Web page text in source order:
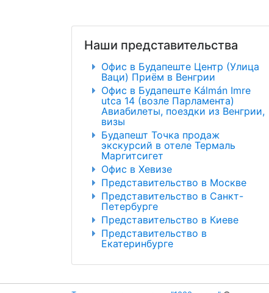
Наши представительства
Офис в Будапеште Центр (Улица
Ваци) Приём в Венгрии
Офис в Будапеште Kálmán Imre
utca 14 (возле Парламента)
Авиабилеты, поездки из Венгрии,
визы
Будапешт Точка продаж
экскурсий в отеле Термаль
Маргитсигет
Офис в Хевизе
Представительство в Москве
Представительство в Санкт-
Петербурге
Представительство в Киеве
Представительство в
Екатеринбурге